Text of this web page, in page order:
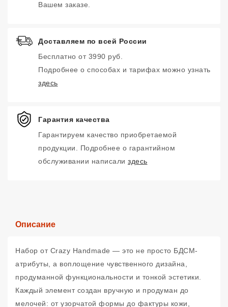
Вашем заказе.
Доставляем по всей России
Бесплатно от 3990 руб.
Подробнее о способах и тарифах можно узнать
здесь
Гарантия качества
Гарантируем качество приобретаемой
продукции. Подробнее о гарантийном
обслуживании написали здесь
Описание
Набор от Crazy Handmade — это не просто БДСМ-
атрибуты, а воплощение чувственного дизайна,
продуманной функциональности и тонкой эстетики.
Каждый элемент создан вручную и продуман до
мелочей: от узорчатой формы до фактуры кожи,